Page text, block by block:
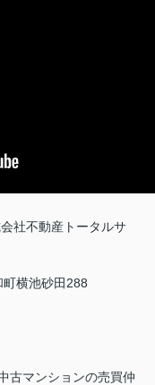
不動産トータルサ
横池砂田288
古マンションの売買仲